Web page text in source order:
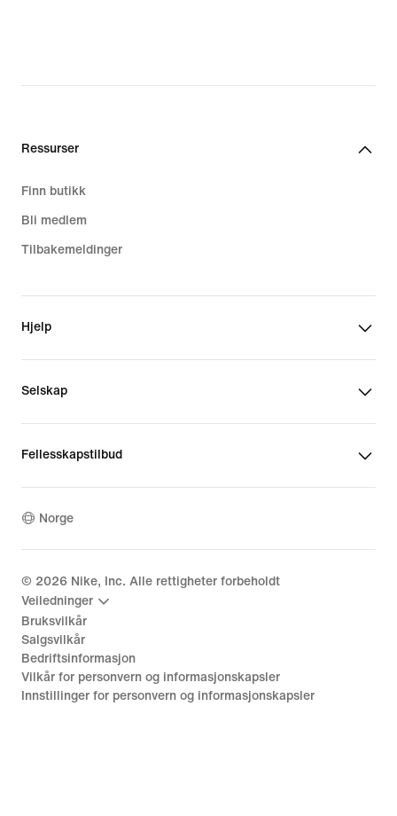
Ressurser
Finn butikk
Bli medlem
Tilbakemeldinger
Hjelp
Selskap
Fellesskapstilbud
Norge
© 2026 Nike, Inc. Alle rettigheter forbeholdt
Veiledninger
Bruksvilkår
Salgsvilkår
Bedriftsinformasjon
Vilkår for personvern og informasjonskapsler
Innstillinger for personvern og informasjonskapsler